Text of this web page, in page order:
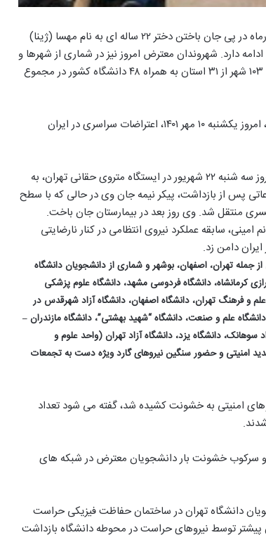
خبرگزاری هرانا – اعتراضات معروف به “اعتراضات شهریور”، از روز ۲۶ شهریورماه در پی جان باختن دختر ۲۲ ساله ای به نام مهسا (ژینا)
دارد. شهروندان معترض امروز نیز در شماری از شهرها و
دانشگاه های کشور دست به تجمعات زدند. تا زمان تهیه این گزارش تعداد ۱۰۳ شهر از ۳۱ استان به همراه ۴۸ دانشگاه کشور در مجموع
به گزارش خبرگزاری هرانا، ارگان خبری مجموعه فعالان حقوق بشر در ایران، امروز یکشنبه ۱۰ مهر ۱۴۰۱، اعتراضات سراسری در ایران
مهسا (ژینا) امینی، زن جوان ۲۲ ساله اهل سقز که به تهران سفر کرده بود روز سه شنبه ۲۲ شهریور در ایستگاه متروی حقانی تهران، به
پس از بازداشت، پیکر نیمه جان وی در حالی که با سطح
کسری منتقل شد. وی روز بعد در بیمارستان جان باخت.
سابقه عملکرد نیروی انتظامی در کنار نارضایتی
دامن زد.
از جمله تهران، اصفهان، بوشهر و شماری از دانشجویان دانشگاه
کرمانشاه، دانشگاه فردوسی مشهد، دانشگاه علوم پزشکی
و فرهنگ تهران، دانشگاه اصفهان، دانشگاه آزاد شهرقدس در
دانشگاه علم و صنعت، دانشگاه “شهید بهشتی”، دانشگاه مازندران –
سوهانک، دانشگاه یزد، دانشگاه آزاد تهران (واحد علوم و
امنیتی و حضور سنگین نیروهای گارد ویژه دست به تجمعات
امنیتی به خشونت کشیده شد، گفته می شود تعداد
و سرکوب خشونت بار دانشجویان معترض در شبکه های
دانشگاه تهران در ساختمان حفاظت فیزیکی حراست
دانشجویان پیشتر توسط نیروهای حراست در محوطه دانشگاه بازداشت